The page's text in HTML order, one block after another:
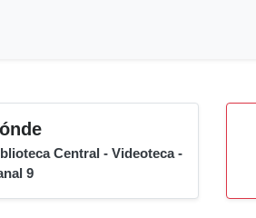
Central - Videoteca -
9